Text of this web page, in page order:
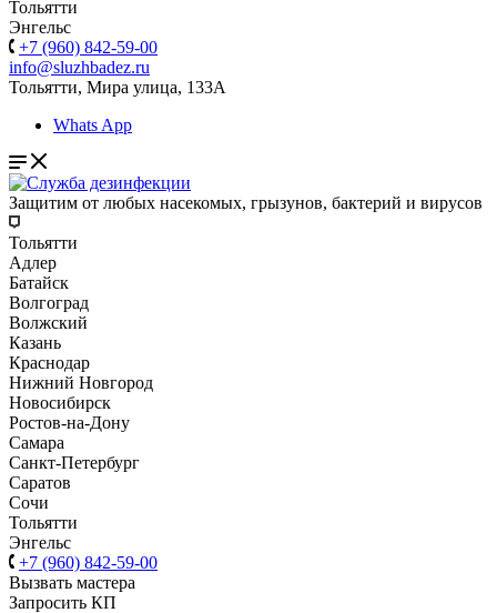
Тольятти
Энгельс
+7 (960) 842-59-00
info@sluzhbadez.ru
Тольятти, Мира улица, 133А
Whats App
Защитим от любых насекомых, грызунов, бактерий и вирусов
Тольятти
Адлер
Батайск
Волгоград
Волжский
Казань
Краснодар
Нижний Новгород
Новосибирск
Ростов-на-Дону
Самара
Санкт-Петербург
Саратов
Сочи
Тольятти
Энгельс
+7 (960) 842-59-00
Вызвать мастера
Запросить КП